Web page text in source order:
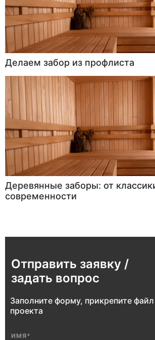
Делаем забор из профлиста
Деревянные заборы: от
современности
Отправить заявку /
задать вопрос
Заполните форму, прикрепите файл
проекта